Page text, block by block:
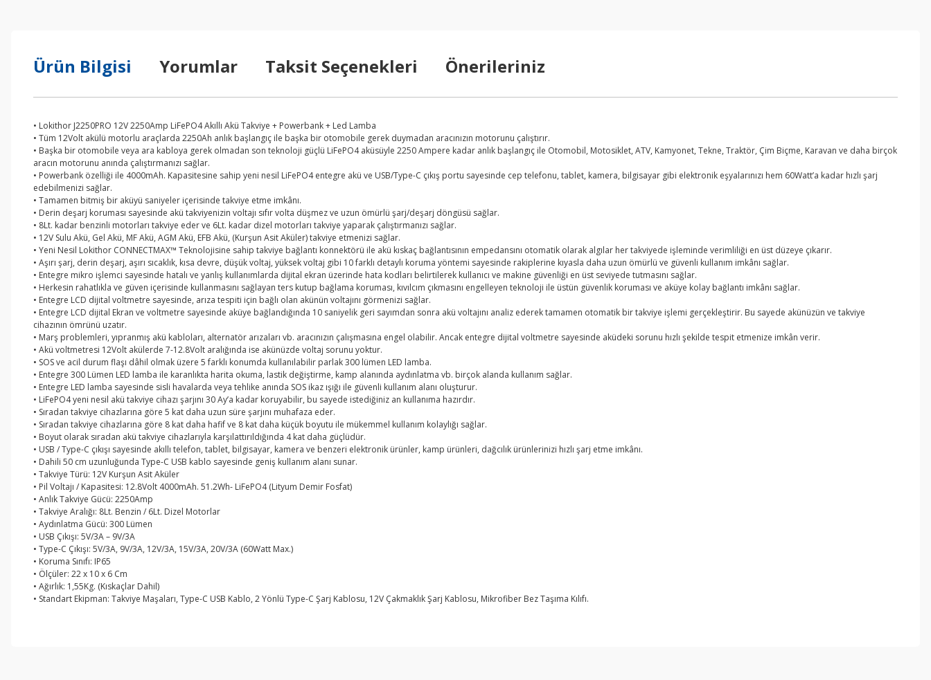
Ürün Bilgisi Yorumlar Taksit Seçenekleri Önerileriniz
• Lokithor J2250PRO 12V 2250Amp LiFePO4 Akıllı Akü Takviye + Powerbank + Led Lamba
• Tüm 12Volt akülü motorlu araçlarda 2250Ah anlık başlangıç ile başka bir otomobile gerek duymadan aracınızın motorunu çalıştırır.
• Başka bir otomobile veya ara kabloya gerek olmadan son teknoloji güçlü LiFePO4 aküsüyle 2250 Ampere kadar anlık başlangıç ile Otomobil, Motosiklet, ATV, Kamyonet, Tekne, Traktör, Çim Biçme, Karavan ve daha birçok
aracın motorunu anında çalıştırmanızı sağlar.
• Powerbank özelliği ile 4000mAh. Kapasitesine sahip yeni nesil LiFePO4 entegre akü ve USB/Type-C çıkış portu sayesinde cep telefonu, tablet, kamera, bilgisayar gibi elektronik eşyalarınızı hem 60Watt’a kadar hızlı şarj
edebilmenizi sağlar.
• Tamamen bitmiş bir aküyü saniyeler içerisinde takviye etme imkânı.
• Derin deşarj koruması sayesinde akü takviyenizin voltajı sıfır volta düşmez ve uzun ömürlü şarj/deşarj döngüsü sağlar.
• 8Lt. kadar benzinli motorları takviye eder ve 6Lt. kadar dizel motorları takviye yaparak çalıştırmanızı sağlar.
• 12V Sulu Akü, Gel Akü, MF Akü, AGM Akü, EFB Akü, (Kurşun Asit Aküler) takviye etmenizi sağlar.
• Yeni Nesil Lokithor CONNECTMAX™ Teknolojisine sahip takviye bağlantı konnektörü ile akü kıskaç bağlantısının empedansını otomatik olarak algılar her takviyede işleminde verimliliği en üst düzeye çıkarır.
• Aşırı şarj, derin deşarj, aşırı sıcaklık, kısa devre, düşük voltaj, yüksek voltaj gibi 10 farklı detaylı koruma yöntemi sayesinde rakiplerine kıyasla daha uzun ömürlü ve güvenli kullanım imkânı sağlar.
• Entegre mikro işlemci sayesinde hatalı ve yanlış kullanımlarda dijital ekran üzerinde hata kodları belirtilerek kullanıcı ve makine güvenliği en üst seviyede tutmasını sağlar.
• Herkesin rahatlıkla ve güven içerisinde kullanmasını sağlayan ters kutup bağlama koruması, kıvılcım çıkmasını engelleyen teknoloji ile üstün güvenlik koruması ve aküye kolay bağlantı imkânı sağlar.
• Entegre LCD dijital voltmetre sayesinde, arıza tespiti için bağlı olan akünün voltajını görmenizi sağlar.
• Entegre LCD dijital Ekran ve voltmetre sayesinde aküye bağlandığında 10 saniyelik geri sayımdan sonra akü voltajını analiz ederek tamamen otomatik bir takviye işlemi gerçekleştirir. Bu sayede akünüzün ve takviye
cihazının ömrünü uzatır.
• Marş problemleri, yıpranmış akü kabloları, alternatör arızaları vb. aracınızın çalışmasına engel olabilir. Ancak entegre dijital voltmetre sayesinde aküdeki sorunu hızlı şekilde tespit etmenize imkân verir.
• Akü voltmetresi 12Volt akülerde 7-12.8Volt aralığında ise akünüzde voltaj sorunu yoktur.
• SOS ve acil durum flaşı dâhil olmak üzere 5 farklı konumda kullanılabilir parlak 300 lümen LED lamba.
• Entegre 300 Lümen LED lamba ile karanlıkta harita okuma, lastik değiştirme, kamp alanında aydınlatma vb. birçok alanda kullanım sağlar.
• Entegre LED lamba sayesinde sisli havalarda veya tehlike anında SOS ikaz ışığı ile güvenli kullanım alanı oluşturur.
• LiFePO4 yeni nesil akü takviye cihazı şarjını 30 Ay’a kadar koruyabilir, bu sayede istediğiniz an kullanıma hazırdır.
• Sıradan takviye cihazlarına göre 5 kat daha uzun süre şarjını muhafaza eder.
• Sıradan takviye cihazlarına göre 8 kat daha hafif ve 8 kat daha küçük boyutu ile mükemmel kullanım kolaylığı sağlar.
• Boyut olarak sıradan akü takviye cihazlarıyla karşılattırıldığında 4 kat daha güçlüdür.
• USB / Type-C çıkışı sayesinde akıllı telefon, tablet, bilgisayar, kamera ve benzeri elektronik ürünler, kamp ürünleri, dağcılık ürünlerinizi hızlı şarj etme imkânı.
• Dahili 50 cm uzunluğunda Type-C USB kablo sayesinde geniş kullanım alanı sunar.
• Takviye Türü: 12V Kurşun Asit Aküler
• Pil Voltajı / Kapasitesi: 12.8Volt 4000mAh. 51.2Wh- LiFePO4 (Lityum Demir Fosfat)
• Anlık Takviye Gücü: 2250Amp
• Takviye Aralığı: 8Lt. Benzin / 6Lt. Dizel Motorlar
• Aydınlatma Gücü: 300 Lümen
• USB Çıkışı: 5V/3A – 9V/3A
• Type-C Çıkışı: 5V/3A, 9V/3A, 12V/3A, 15V/3A, 20V/3A (60Watt Max.)
• Koruma Sınıfı: IP65
• Ölçüler: 22 x 10 x 6 Cm
• Ağırlık: 1,55Kg. (Kıskaçlar Dahil)
• Standart Ekipman: Takviye Maşaları, Type-C USB Kablo, 2 Yönlü Type-C Şarj Kablosu, 12V Çakmaklık Şarj Kablosu, Mikrofiber Bez Taşıma Kılıfı.